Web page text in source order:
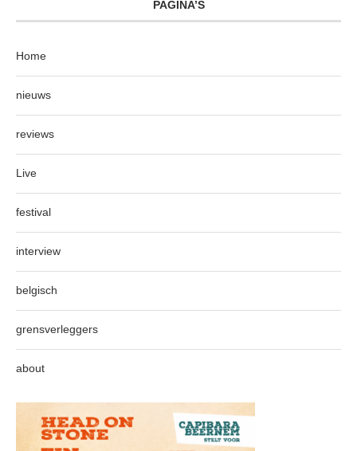
PAGINA’S
Home
nieuws
reviews
Live
festival
interview
belgisch
grensverleggers
about